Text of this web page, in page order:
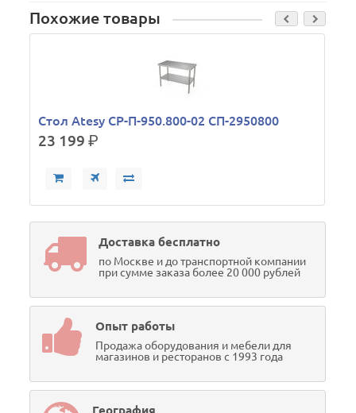
Похожие товары
Стол Atesy СР-П-950.800-02 СП-2950800
23 199р.
Доставка бесплатно
по Москве и до транспортной компании
при сумме заказа более 20 000 рублей
Опыт работы
Продажа оборудования и мебели для
магазинов и ресторанов с 1993 года
География